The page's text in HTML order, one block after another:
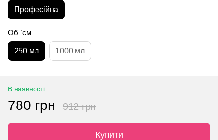
Професійна
Об `єм
250 мл 1000 мл
В наявності
780 грн 912 грн
Купити